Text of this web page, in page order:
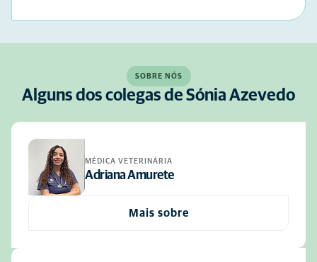
SOBRE NÓS
Alguns dos colegas de Sónia Azevedo
MÉDICA VETERINÁRIA
Adriana Amurete
Mais sobre